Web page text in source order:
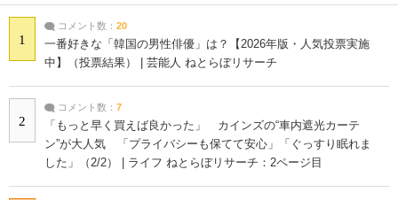
1
コメント数： 20
一番好きな「韓国の男性俳優」は？【2026年版・人気投票実施
中】（投票結果） | 芸能人 ねとらぼリサーチ
2
コメント数： 7
「もっと早く買えば良かった」 カインズの“車内遮光カーテ
ン”が大人気 「プライバシーも保てて安心」「ぐっすり眠れま
した」（2/2） | ライフ ねとらぼリサーチ：2ページ目